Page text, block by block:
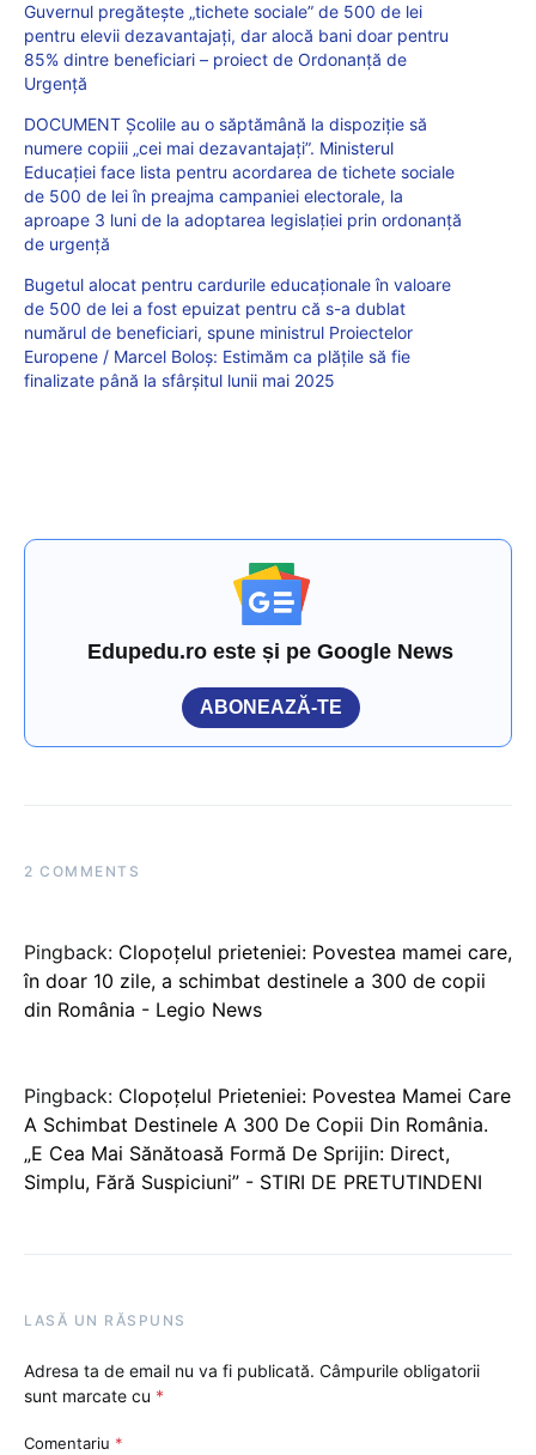
Guvernul pregătește „tichete sociale” de 500 de lei
pentru elevii dezavantajați, dar alocă bani doar pentru
85% dintre beneficiari – proiect de Ordonanță de
Urgență
DOCUMENT Școlile au o săptămână la dispoziție să
numere copiii „cei mai dezavantajați”. Ministerul
Educației face lista pentru acordarea de tichete sociale
de 500 de lei în preajma campaniei electorale, la
aproape 3 luni de la adoptarea legislației prin ordonanță
de urgență
Bugetul alocat pentru cardurile educaționale în valoare
de 500 de lei a fost epuizat pentru că s-a dublat
numărul de beneficiari, spune ministrul Proiectelor
Europene / Marcel Boloș: Estimăm ca plățile să fie
finalizate până la sfârșitul lunii mai 2025
Edupedu.ro este și pe Google News
ABONEAZĂ-TE
2 COMMENTS
Pingback: Clopoțelul prieteniei: Povestea mamei care,
în doar 10 zile, a schimbat destinele a 300 de copii
din România - Legio News
Pingback: Clopoțelul Prieteniei: Povestea Mamei Care
A Schimbat Destinele A 300 De Copii Din România.
„E Cea Mai Sănătoasă Formă De Sprijin: Direct,
Simplu, Fără Suspiciuni” - STIRI DE PRETUTINDENI
LASĂ UN RĂSPUNS
Adresa ta de email nu va fi publicată. Câmpurile obligatorii
sunt marcate cu *
Comentariu *